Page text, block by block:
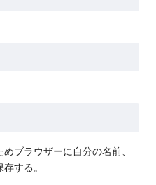
ブラウザーに自分の名前、
する。